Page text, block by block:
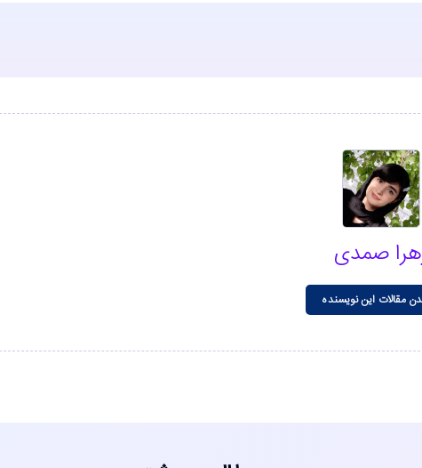
صمدی
مقالات این نویسنده